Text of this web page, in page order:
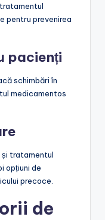
pentru prevenirea
pacienți
schimbări în
medicamentos
tratamentul
opțiuni de
precoce.
de